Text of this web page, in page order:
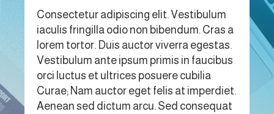
Consectetur adipiscing elit. Vestibulum
iaculis fringilla odio non bibendum. Cras a
lorem tortor. Duis auctor viverra egestas.
Vestibulum ante ipsum primis in faucibus
orci luctus et ultrices posuere cubilia
Curae; Nam auctor eget felis at imperdiet.
Aenean sed dictum arcu. Sed consequat